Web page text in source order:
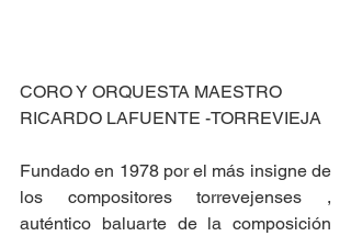
CORO Y ORQUESTA MAESTRO
RICARDO LAFUENTE -TORREVIEJA
Fundado en 1978 por el más insigne de
los compositores torrevejenses ,
auténtico baluarte de la composición